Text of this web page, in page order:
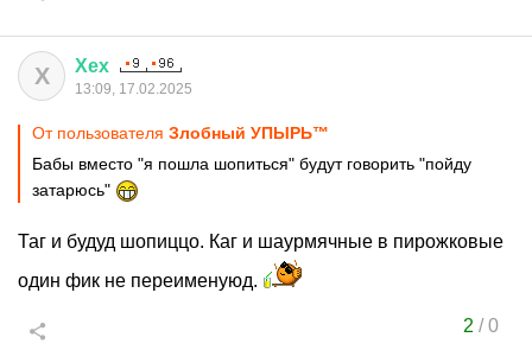
Х Хех
13:09, 17.02.2025
От пользователя Злобный УПЫРЬ™
Бабы вместо "я пошла шопиться" будут говорить "пойду
затарюсь"
Таг и будуд шопиццо. Каг и шаурмячные в пирожковые
один фик не переименуюд.
2 /0